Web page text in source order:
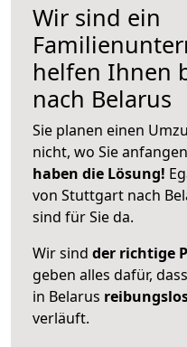
Wir sind ein
helfen Ihnen
nach Belarus
Sie planen einen
nicht, wo Sie
haben die Lösung!
von Stuttgart nach
sind für Sie da.
Wir sind der richtige
geben alles dafür,
in Belarus
verläuft.